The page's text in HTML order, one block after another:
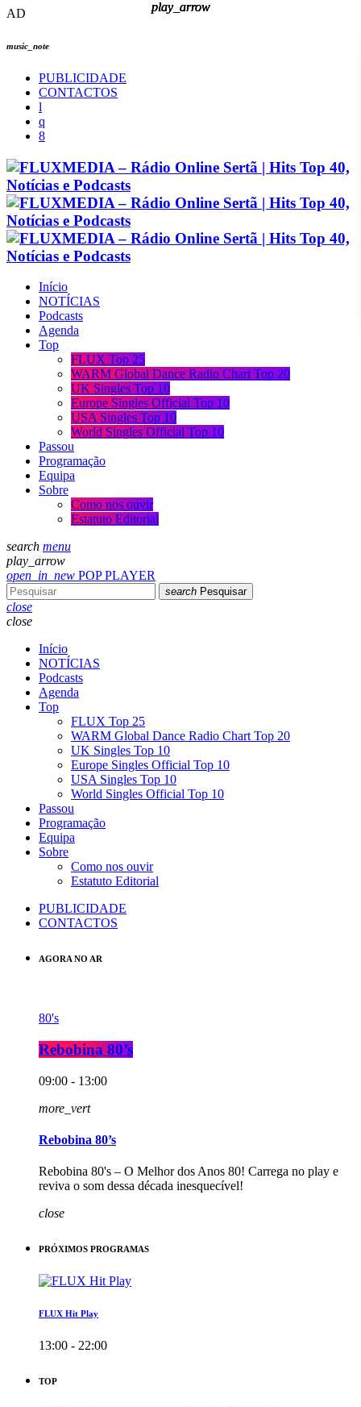
AD
music_note
PUBLICIDADE
CONTACTOS
Início
NOTÍCIAS
Podcasts
Agenda
Top
FLUX Top 25
WARM Global Dance Radio Chart Top 20
UK Singles Top 10
Europe Singles Official Top 10
USA Singles Top 10
World Singles Official Top 10
Passou
Programação
Equipa
Sobre
Como nos ouvir
Estatuto Editorial
search menu
play_arrow
open_in_new POP PLAYER
search Pesquisar
close
close
Início
NOTÍCIAS
Podcasts
Agenda
Top
FLUX Top 25
WARM Global Dance Radio Chart Top 20
UK Singles Top 10
Europe Singles Official Top 10
USA Singles Top 10
World Singles Official Top 10
Passou
Programação
Equipa
Sobre
Como nos ouvir
Estatuto Editorial
PUBLICIDADE
CONTACTOS
AGORA NO AR
80's
Rebobina 80’s
09:00 - 13:00
more_vert
Rebobina 80’s
Rebobina 80's – O Melhor dos Anos 80! Carrega no play e
reviva o som dessa década inesquecível!
close
PRÓXIMOS PROGRAMAS
FLUX Hit Play
13:00 - 22:00
TOP
play_arrow
play_arrow
play_arrow
play_arrow